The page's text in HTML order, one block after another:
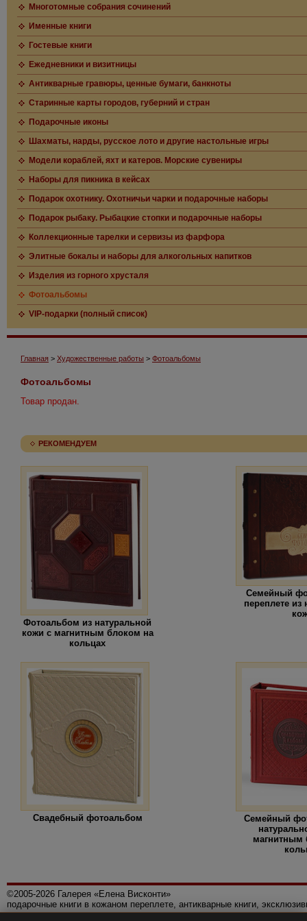
Многотомные собрания сочинений
Именные книги
Гостевые книги
Ежедневники и визитницы
Антикварные гравюры, ценные бумаги, банкноты
Старинные карты городов, губерний и стран
Подарочные иконы
Шахматы, нарды, русское лото и другие настольные игры
Модели кораблей, яхт и катеров. Морские сувениры
Наборы для пикника в кейсах
Подарок охотнику. Охотничьи чарки и подарочные наборы
Подарок рыбаку. Рыбацкие стопки и подарочные наборы
Коллекционные тарелки и сервизы из фарфора
Элитные бокалы и наборы для алкогольных напитков
Изделия из горного хрусталя
Фотоальбомы
VIP-подарки (полный список)
Главная > Художественные работы > Фотоальбомы
Фотоальбомы
Товар продан.
РЕКОМЕНДУЕМ
Фотоальбом из натуральной
кожи с магнитным блоком на
кольцах
Семейный
переплете из
Свадебный фотоальбом
Семейный
магнитным
©2005-2026 Галерея «Елена Висконти»
подарочные книги в кожаном переплете, антикварные книги,